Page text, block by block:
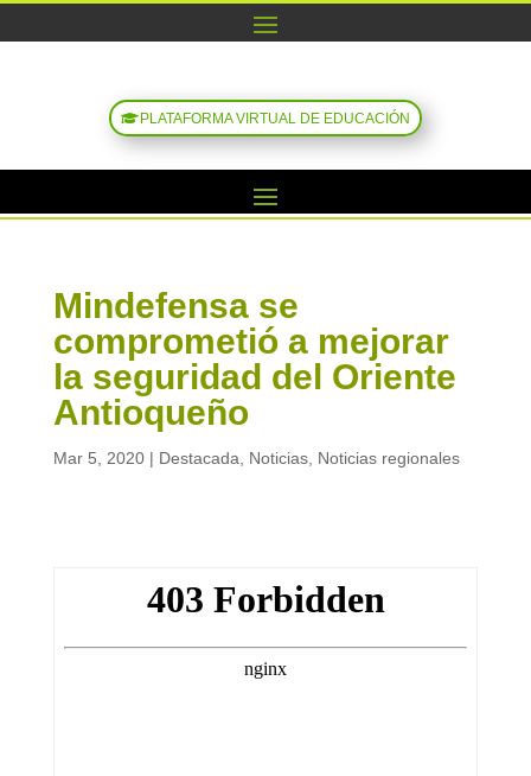
PLATAFORMA VIRTUAL DE EDUCACIÓN
Mindefensa se
comprometió a mejorar
la seguridad del Oriente
Antioqueño
Mar 5, 2020| Destacada Noticias, Noticias regionales